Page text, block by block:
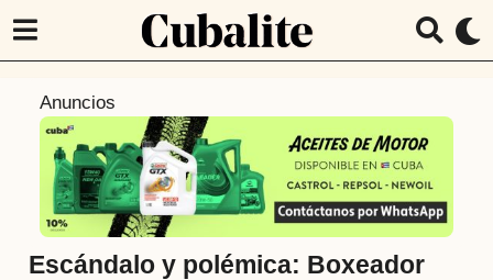
m
a
Anuncios
Escándalo y polémica: Boxeador